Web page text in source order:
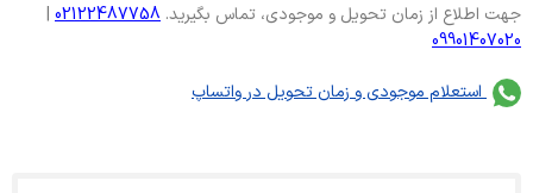
جهت اطلاع از زمان تحویل و موجودی، تماس بگیرید. 02122487758
|
09901407020
استعلام موجودی و زمان تحویل در واتساپ